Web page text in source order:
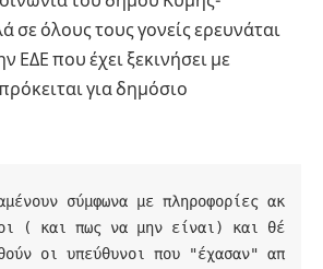
σε όλους τους γονείς ερευνάται
ΕΔΕ που έχει ξεκινήσει με
για δημόσιο
( και πως να μην είναι) και θέ
οι υπεύθυνοι που "έχασαν" απ